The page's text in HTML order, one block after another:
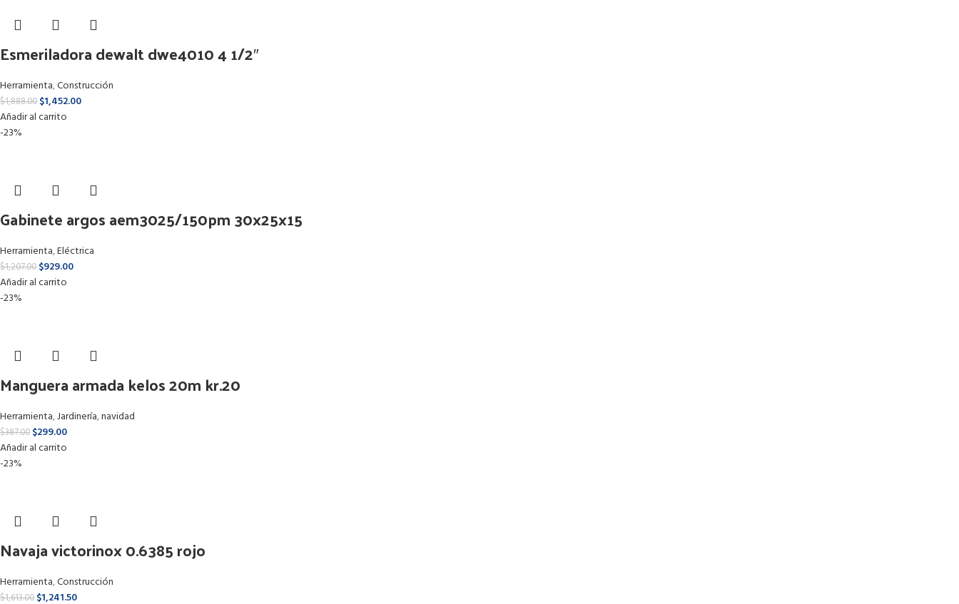
Esmeriladora dewalt dwe4010 4 1/2″
Herramienta,Construcción
$1,888.00 $1,452.00
Añadir al carrito
-23%
Gabinete argos aem3025/150pm 30x25x15
Herramienta,Eléctrica
$1,207.00 $929.00
Añadir al carrito
-23%
Manguera armada kelos 20m kr.20
Herramienta,Jardinería,navidad
$387.00 $299.00
Añadir al carrito
-23%
Navaja victorinox 0.6385 rojo
Herramienta,Construcción
$1,613.00 $1,241.50